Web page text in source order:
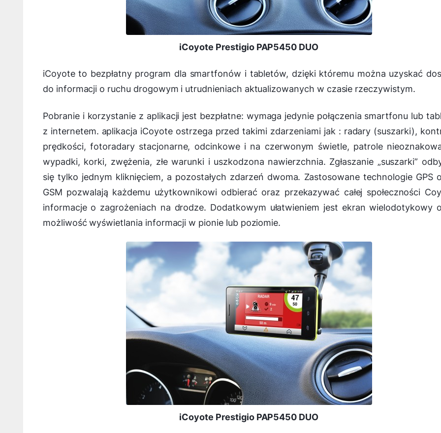
iCoyote Prestigio PAP5450 DUO
iCoyote to bezpłatny program dla smartfonów i tabletów, dzięki któremu można uzyskać
do informacji o ruchu drogowym i utrudnieniach aktualizowanych w czasie rzeczywistym.
Pobranie i korzystanie z aplikacji jest bezpłatne: wymaga jedynie połączenia smartfonu lub
z internetem. aplikacja iCoyote ostrzega przed takimi zdarzeniami jak : radary (suszarki),
prędkości, fotoradary stacjonarne, odcinkowe i na czerwonym świetle, patrole
wypadki, korki, zwężenia, złe warunki i uszkodzona nawierzchnia. Zgłaszanie „suszarki”
się tylko jednym kliknięciem, a pozostałych zdarzeń dwoma. Zastosowane technologie GPS
GSM pozwalają każdemu użytkownikowi odbierać oraz przekazywać całej społeczności
informacje o zagrożeniach na drodze. Dodatkowym ułatwieniem jest ekran wielodotykowy
możliwość wyświetlania informacji w pionie lub poziomie.
iCoyote Prestigio PAP5450 DUO